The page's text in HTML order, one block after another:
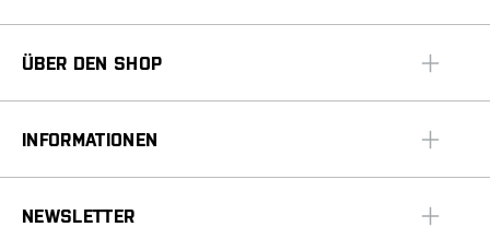
ÜBER DEN SHOP
INFORMATIONEN
NEWSLETTER